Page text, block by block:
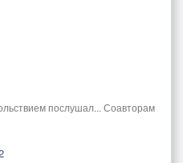
послушал... Соавторам